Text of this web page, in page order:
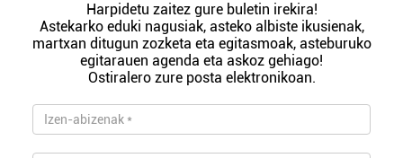
Harpidetu zaitez gure buletin irekira!
Astekarko eduki nagusiak, asteko albiste ikusienak,
martxan ditugun zozketa eta egitasmoak, asteburuko
egitarauen agenda eta askoz gehiago!
Ostiralero zure posta elektronikoan.